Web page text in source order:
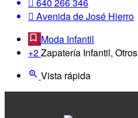
640 266 346
Avenida de José Hierro
Moda Infantil
+2Zapatería Infantil, Otros
Vista rápida